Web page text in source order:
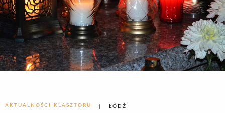
AKTUALNOŚCI KLASZTORU ŁÓDŹ